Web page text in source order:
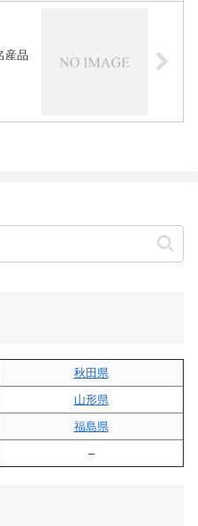
産品
秋田県
山形県
福島県
–